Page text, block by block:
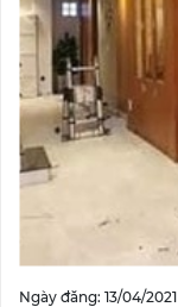
Ngày đăng: 13/04/2021